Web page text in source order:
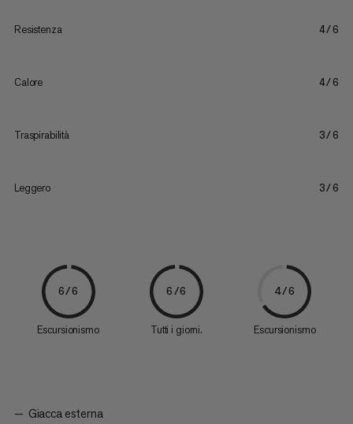
Resistenza 4/6
Calore 4/6
Traspirabilità 3/6
Leggero 3/6
6/6
Escursionismo
6/6
Tutti i giorni.
4/6
Escursionismo
Giacca esterna